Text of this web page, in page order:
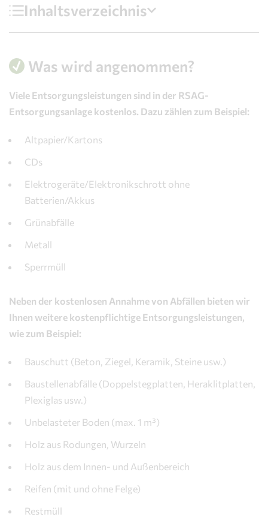
Inhaltsverzeichnis
Was wird angenommen?
Viele Entsorgungsleistungen sind in der RSAG-
Entsorgungsanlage kostenlos. Dazu zählen zum Beispiel:
Altpapier/Kartons
CDs
Elektrogeräte/Elektronikschrott ohne
Batterien/Akkus
Grünabfälle
Metall
Sperrmüll
Neben der kostenlosen Annahme von Abfällen bieten wir
Ihnen weitere kostenpflichtige Entsorgungsleistungen,
wie zum Beispiel:
Bauschutt (Beton, Ziegel, Keramik, Steine usw.)
Baustellenabfälle (Doppelstegplatten, Heraklitplatten,
Plexiglas usw.)
Unbelasteter Boden (max. 1 m³)
Holz aus Rodungen, Wurzeln
Holz aus dem Innen- und Außenbereich
Reifen (mit und ohne Felge)
Restmüll